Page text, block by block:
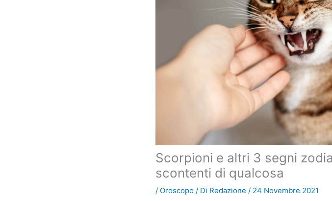
Scorpioni e altri 3 segni
scontenti di qualcosa
/ Oroscopo / Di Redazione / 24 Novembre 2021